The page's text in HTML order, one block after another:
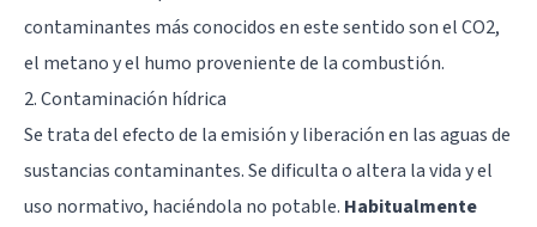
contaminantes más conocidos en este sentido son el CO2,
el metano y el humo proveniente de la combustión.
2. Contaminación hídrica
Se trata del efecto de la emisión y liberación en las aguas de
sustancias contaminantes. Se dificulta o altera la vida y el
uso normativo, haciéndola no potable. Habitualmente